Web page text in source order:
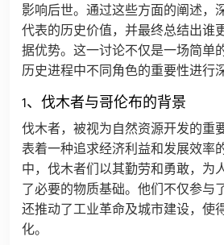
影响后世。通过这些方面的阐述，
代表的历史价值，并最终总结出谁
据优势。这一讨论不仅是一场简单
历史进程中不同角色的重要性进行
1、伐木者与哥伦布的背景
伐木者，被视为自然资源开发的重
表着一种追求经济利益和发展效率
中，伐木者们以其勤劳和勇敢，为
了必要的物质基础。他们不仅参与
还推动了工业革命及城市建设，使
化。